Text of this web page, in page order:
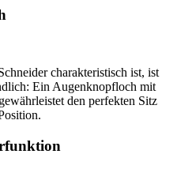
charakteristisch ist, ist
Ein Augenknopfloch mit
den perfekten Sitz